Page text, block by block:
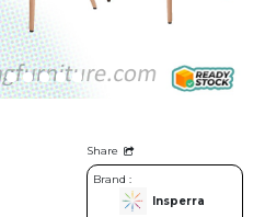
Share
Brand :
Insperra